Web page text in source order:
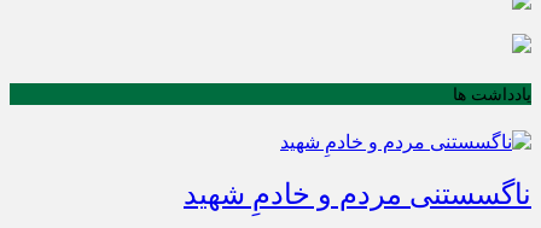
یادداشت ها
ناگسستنی مردم و خادمِ شهید